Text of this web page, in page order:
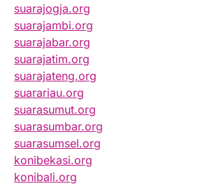
suarajogja.org
suarajambi.org
suarajabar.org
suarajatim.org
suarajateng.org
suarariau.org
suarasumut.org
suarasumbar.org
suarasumsel.org
konibekasi.org
konibali.org